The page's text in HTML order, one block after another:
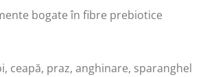
bogate în fibre prebiotice
ceapă, praz, anghinare, sparanghel